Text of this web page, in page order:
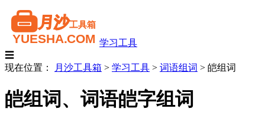
学习工具
☰
现在位置：
月沙工具箱 > 学习工具 > 词语组词 > 皑组词
皑组词、词语皑字组词